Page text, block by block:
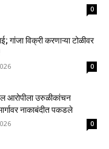
0
गांजा विक्री करणाऱ्या टोळीवर
0
आरोपीला उरुळीकांचन
नाकाबंदीत पकडले
0